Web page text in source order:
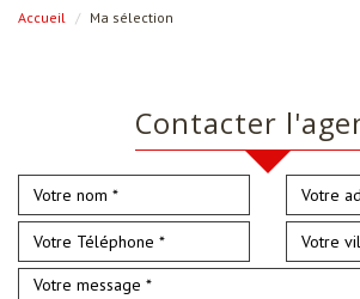
Accueil Ma sélection
contacter